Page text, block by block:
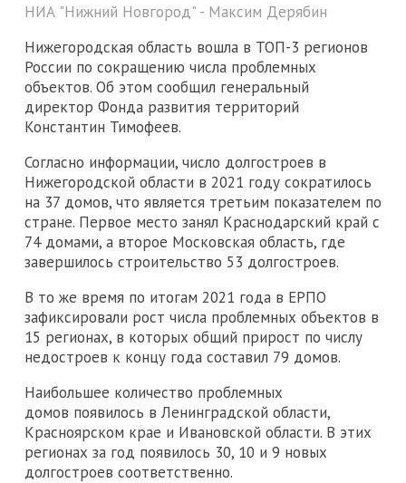
НИА "Нижний Новгород" - Максим Дерябин
Нижегородская область вошла в ТОП-3 регионов
России по сокращению числа проблемных
объектов. Об этом сообщил генеральный
директор Фонда развития территорий
Константин Тимофеев.
Согласно информации, число долгостроев в
Нижегородской области в 2021 году сократилось
на 37 домов, что является третьим показателем по
стране. Первое место занял Краснодарский край с
74 домами, а второе Московская область, где
завершилось строительство 53 долгостроев.
В то же время по итогам 2021 года в ЕРПО
зафиксировали рост числа проблемных объектов в
15 регионах, в которых общий прирост по числу
недостроев к концу года составил 79 домов.
Наибольшее количество проблемных
домов появилось в Ленинградской области,
Красноярском крае и Ивановской области. В этих
регионах за год появилось 30, 10 и 9 новых
долгостроев соответственно.